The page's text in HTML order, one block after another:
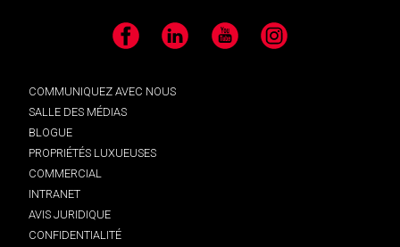
Facebook LinkedIn YouTube Instagram
COMMUNIQUEZ AVEC NOUS
SALLE DES MÉDIAS
BLOGUE
PROPRIÉTÉS LUXUEUSES
COMMERCIAL
INTRANET
AVIS JURIDIQUE
CONFIDENTIALITÉ